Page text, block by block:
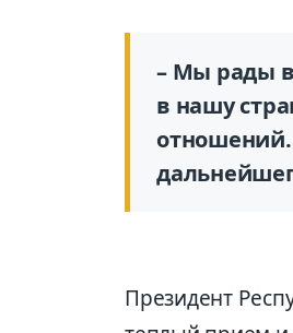
– Мы рады
в нашу
отношений.
Президент